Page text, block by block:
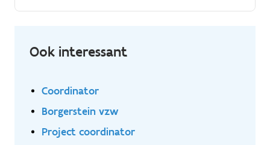
Ook interessant
Coordinator
Borgerstein vzw
Project coordinator